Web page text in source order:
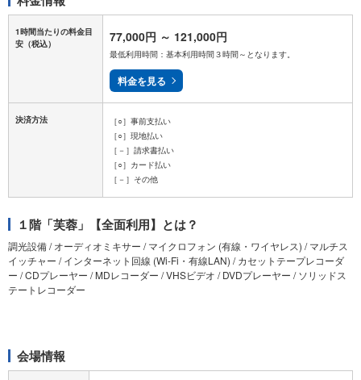
1時間当たりの料金目
安 （税込） 77,000円 ～ 121,000円
最低利用時間：基本利用時間３時間～となります。
料金を見る
決済方法
［○］事前支払い
［○］現地払い
［－］請求書払い
［○］カード払い
［－］その他
１階「芙蓉」【全面利用】とは？
調光設備 / オーディオミキサー / マイクロフォン (有線・ワイヤレス) / マルチス
イッチャー / インターネット回線 (Wi-Fi・有線LAN) / カセットテープレコーダ
ー / CDプレーヤー / MDレコーダー / VHSビデオ / DVDプレーヤー / ソリッドス
テートレコーダー
会場情報